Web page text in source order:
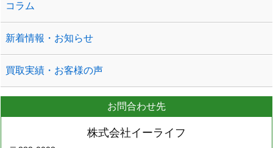
コラム
新着情報・お知らせ
買取実績・お客様の声
お問合わせ先
株式会社イーライフ